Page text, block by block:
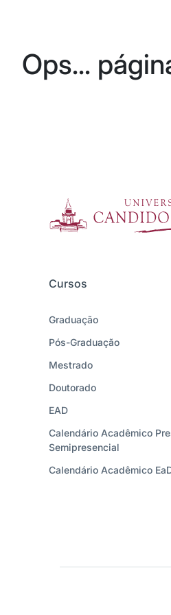
Ops...
Cursos
Graduação
Pós-Graduação
Mestrado
Doutorado
EAD
Calendário Acadêmico
Semipresencial
Calendário Acadêmico